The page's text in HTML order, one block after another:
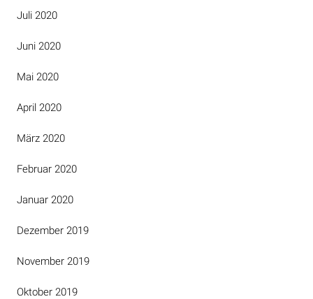
Juli 2020
Juni 2020
Mai 2020
April 2020
März 2020
Februar 2020
Januar 2020
Dezember 2019
November 2019
Oktober 2019